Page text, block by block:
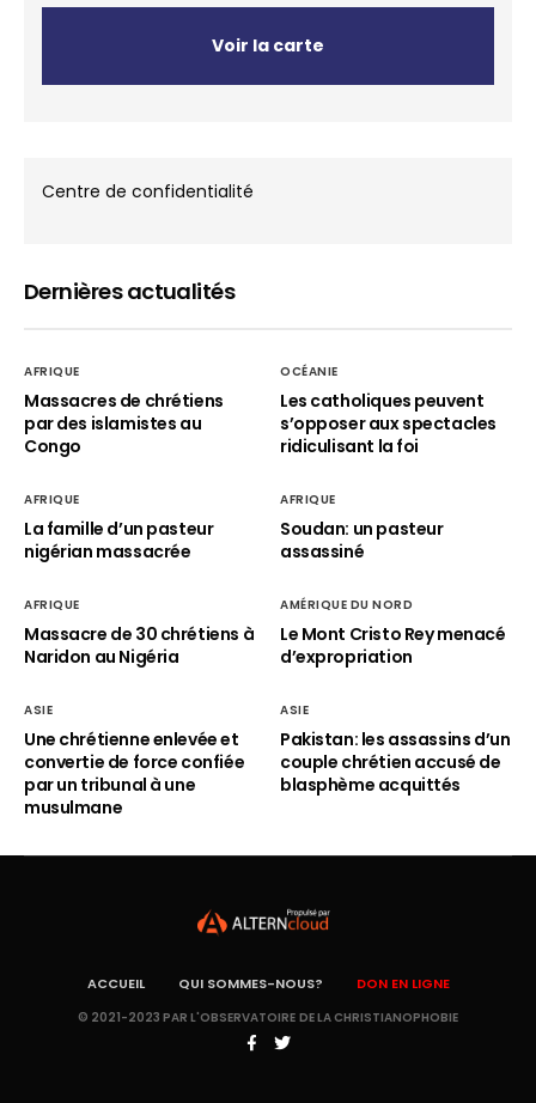
Voir la carte
Centre de confidentialité
Dernières actualités
AFRIQUE
Massacres de chrétiens
par des islamistes au
Congo
OCÉANIE
Les catholiques peuvent
s’opposer aux spectacles
ridiculisant la foi
AFRIQUE
La famille d’un pasteur
nigérian massacrée
AFRIQUE
Soudan: un pasteur
assassiné
AFRIQUE
Massacre de 30 chrétiens à
Naridon au Nigéria
AMÉRIQUE DU NORD
Le Mont Cristo Rey menacé
d’expropriation
ASIE
Une chrétienne enlevée et
convertie de force confiée
par un tribunal à une
musulmane
ASIE
Pakistan: les assassins d’un
couple chrétien accusé de
blasphème acquittés
ACCUEIL QUI SOMMES-NOUS? DON EN LIGNE
© 2021-2023 PAR L'OBSERVATOIRE DE LA CHRISTIANOPHOBIE